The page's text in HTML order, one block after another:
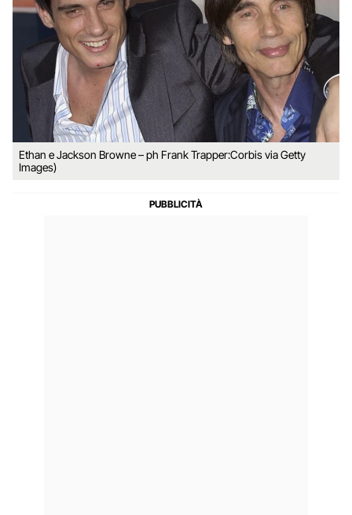
Ethan e Jackson Browne – ph Frank Trapper:Corbis via Getty
Images)